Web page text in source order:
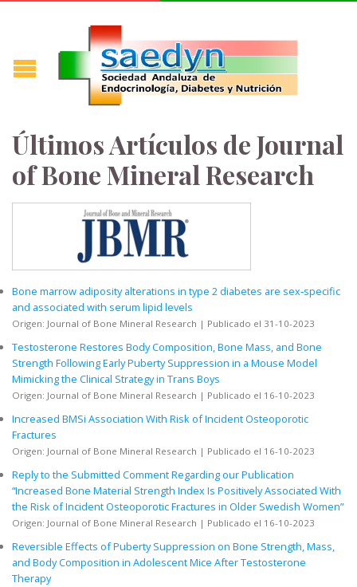
Últimos Artículos de Journal
of Bone Mineral Research
Bone marrow adiposity alterations in type 2 diabetes are sex‐specific
and associated with serum lipid levels
Origen: Journal of Bone Mineral Research Publicado el 31-10-2023
Testosterone Restores Body Composition, Bone Mass, and Bone
Strength Following Early Puberty Suppression in a Mouse Model
Mimicking the Clinical Strategy in Trans Boys
Origen: Journal of Bone Mineral Research Publicado el 16-10-2023
Increased BMSi Association With Risk of Incident Osteoporotic
Fractures
Origen: Journal of Bone Mineral Research Publicado el 16-10-2023
Reply to the Submitted Comment Regarding our Publication
“Increased Bone Material Strength Index Is Positively Associated With
the Risk of Incident Osteoporotic Fractures in Older Swedish Women”
Origen: Journal of Bone Mineral Research Publicado el 16-10-2023
Reversible Effects of Puberty Suppression on Bone Strength, Mass,
and Body Composition in Adolescent Mice After Testosterone
Therapy